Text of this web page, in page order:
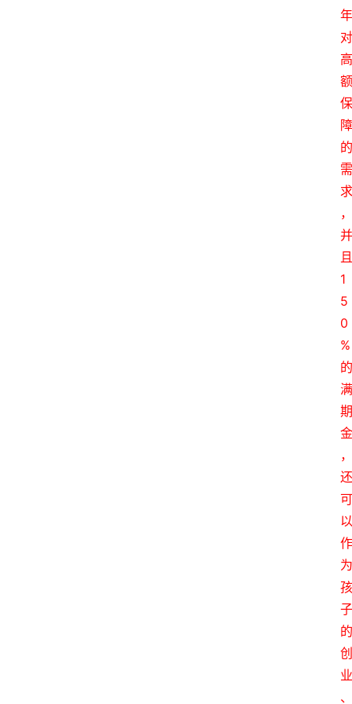
年
对
高
额
保
障
的
需
求
，
并
且
1
5
0
%
的
满
期
金
，
还
可
以
作
为
孩
子
的
创
业
、